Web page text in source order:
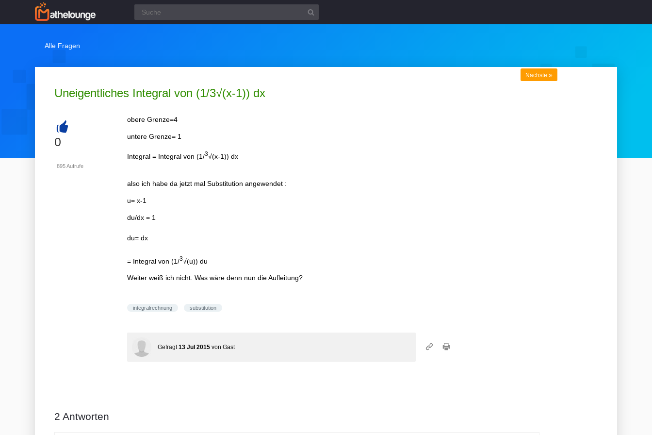
Alle Fragen
Uneigentliches Integral von (1/3√(x-1)) dx
Nächste »
+
0
895Aufrufe
obere Grenze=4
untere Grenze= 1
Integral = Integral von (1/3√(x-1)) dx
also ich habe da jetzt mal Substitution angewendet :
u= x-1
du/dx = 1
du= dx
= Integral von (1/3√(u)) du
Weiter weiß ich nicht. Was wäre denn nun die Aufleitung?
integralrechnung substitution
Gefragt 13 Jul 2015 von Gast
2 Antworten